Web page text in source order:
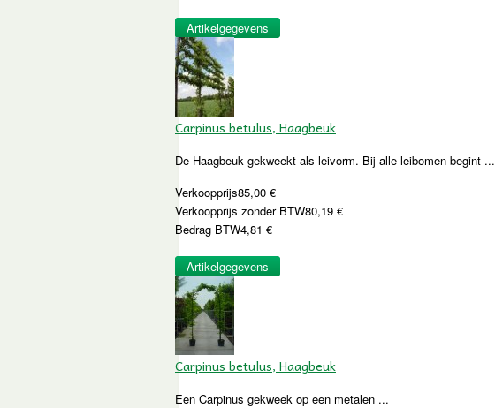
Artikelgegevens
Carpinus betulus, Haagbeuk
De Haagbeuk gekweekt als leivorm. Bij alle leibomen begint ...
Verkoopprijs85,00 €
Verkoopprijs zonder BTW80,19 €
Bedrag BTW4,81 €
Artikelgegevens
Carpinus betulus, Haagbeuk
Een Carpinus gekweek op een metalen ...